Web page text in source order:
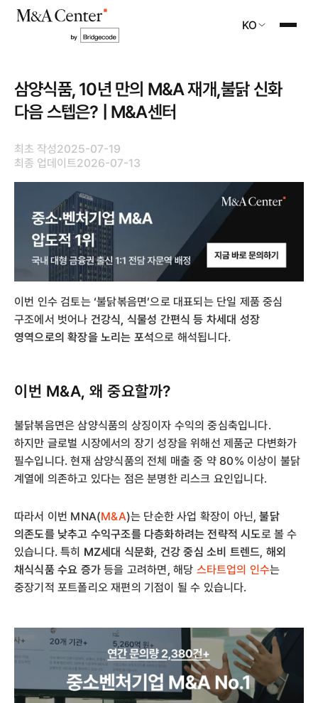
KO
삼양식품, 10년 만의 M&A 재개,불닭 신화
다음 스텝은? | M&A센터
최초 작성2025-07-19
최종 업데이트2026-07-13
이번 인수 검토는 ‘불닭볶음면’으로 대표되는 단일 제품 중심
구조에서 벗어나 건강식, 식물성 간편식 등 차세대 성장
영역으로의 확장을 노리는 포석으로 해석됩니다.
이번 M&A, 왜 중요할까?
불닭볶음면은 삼양식품의 상징이자 수익의 중심축입니다.
하지만 글로벌 시장에서의 장기 성장을 위해선 제품군 다변화가
필수입니다. 현재 삼양식품의 전체 매출 중 약 80% 이상이 불닭
계열에 의존하고 있다는 점은 분명한 리스크 요인입니다.
따라서 이번 MNA(M&A)는 단순한 사업 확장이 아닌,불닭
의존도를 낮추고 수익구조를 다층화하려는 전략적 시도로 볼 수
있습니다. 특히 MZ세대 식문화, 건강 중심 소비 트렌드, 해외
채식식품 수요 증가 등을 고려하면, 해당 스타트업의 인수는
중장기적 포트폴리오 재편의 기점이 될 수 있습니다.